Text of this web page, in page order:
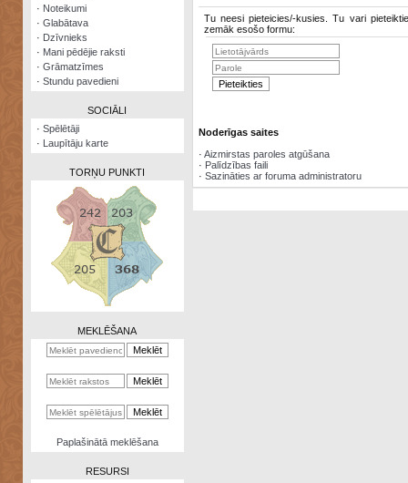
Visatcera
almanahs
Arhīvs
Zināšanu
kalkulators
Nomētātās
· Noteikumi
· Glabātava
· Dzīvnieks
· Mani pēdējie raksti
· Grāmatzīmes
· Stundu pavedieni
SOCIĀLI
· Spēlētāji
· Laupītāju karte
TORŅU PUNKTI
MEKLĒŠANA
Paplašinātā meklēšana
RESURSI
Tu neesi pieteicies/-kusies. Tu vari
zemāk esošo formu:
Noderīgas saites
· Aizmirstas paroles atgūšana
· Palīdzības faili
· Sazināties ar foruma administratoru